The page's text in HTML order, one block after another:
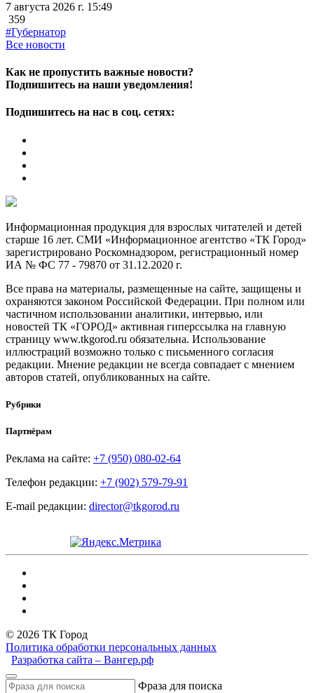
7 августа 2026 г. 15:49
359
#Губернатор
Все новости
Как не пропустить важные новости?
Подпишитесь на наши уведомления!
Подпишитесь на нас в соц. сетях:
Информационная продукция для взрослых читателей и детей
старше 16 лет. СМИ «Информационное агентство «ТК Город»
зарегистрировано Роскомнадзором, регистрационный номер
ИА № ФС 77 - 79870 от 31.12.2020 г.
Все права на материалы, размещенные на сайте, защищены и
охраняются законом Российской Федерации. При полном или
частичном использовании аналитики, интервью, или
новостей ТК «ГОРОД» активная гиперссылка на главную
страницу www.tkgorod.ru обязательна. Использование
иллюстраций возможно только с письменного согласия
редакции. Мнение редакции не всегда совпадает с мнением
авторов статей, опубликованных на сайте.
Рубрики
Партнёрам
Реклама на сайте: +7 (950) 080-02-64
Телефон редакции: +7 (902) 579-79-91
E-mail редакции: director@tkgorod.ru
© 2026 ТК Город
Политика обработки персональных данных
Разработка сайта – Вангер.рф
Фраза для поиска